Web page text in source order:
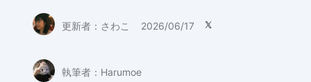
更新者： さわこ 2026/06/17 
執筆者： Harumoe